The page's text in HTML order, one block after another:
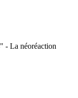
- La néoréaction